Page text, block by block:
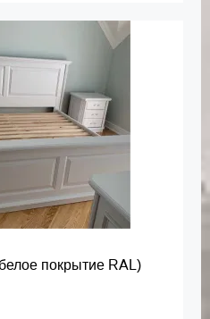
покрытие RAL)